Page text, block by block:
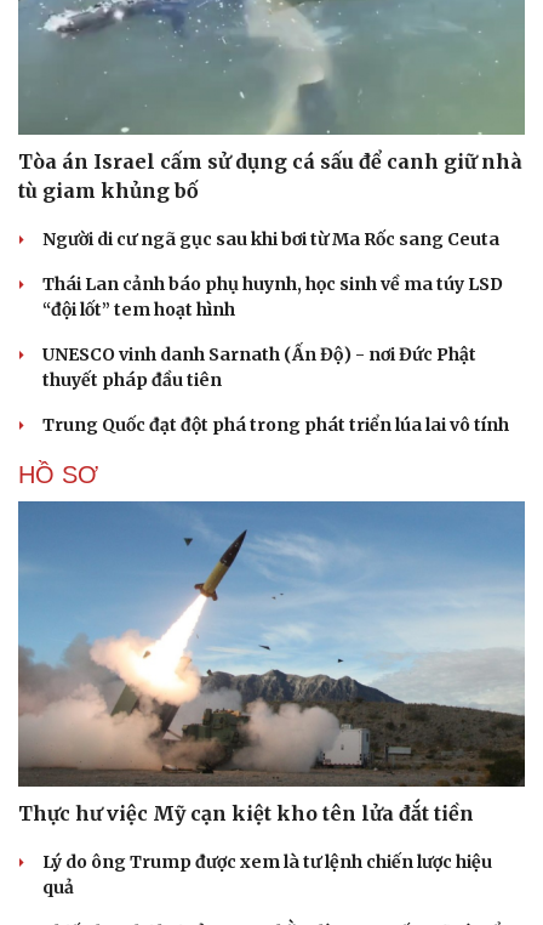
Tòa án Israel cấm sử dụng cá sấu để canh giữ nhà
tù giam khủng bố
Người di cư ngã gục sau khi bơi từ Ma Rốc sang Ceuta
Thái Lan cảnh báo phụ huynh, học sinh về ma túy LSD
“đội lốt” tem hoạt hình
UNESCO vinh danh Sarnath (Ấn Độ) - nơi Đức Phật
thuyết pháp đầu tiên
Trung Quốc đạt đột phá trong phát triển lúa lai vô tính
HỒ SƠ
Thực hư việc Mỹ cạn kiệt kho tên lửa đắt tiền
Lý do ông Trump được xem là tư lệnh chiến lược hiệu
quả